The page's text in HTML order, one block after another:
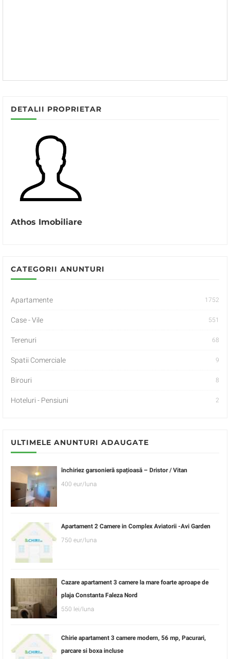
DETALII PROPRIETAR
Athos Imobiliare
CATEGORII ANUNTURI
Apartamente 1752
Case - Vile 551
Terenuri 68
Spatii Comerciale 9
Birouri 8
Hoteluri - Pensiuni 2
ULTIMELE ANUNTURI ADAUGATE
închiriez garsonieră spațioasă – Dristor / Vitan
400 eur/luna
Apartament 2 Camere in Complex Aviatorii -Avi Garden
750 eur/luna
Cazare apartament 3 camere la mare foarte aproape de
plaja Constanta Faleza Nord
550 lei/luna
Chirie apartament 3 camere modern, 56 mp, Pacurari,
parcare si boxa incluse